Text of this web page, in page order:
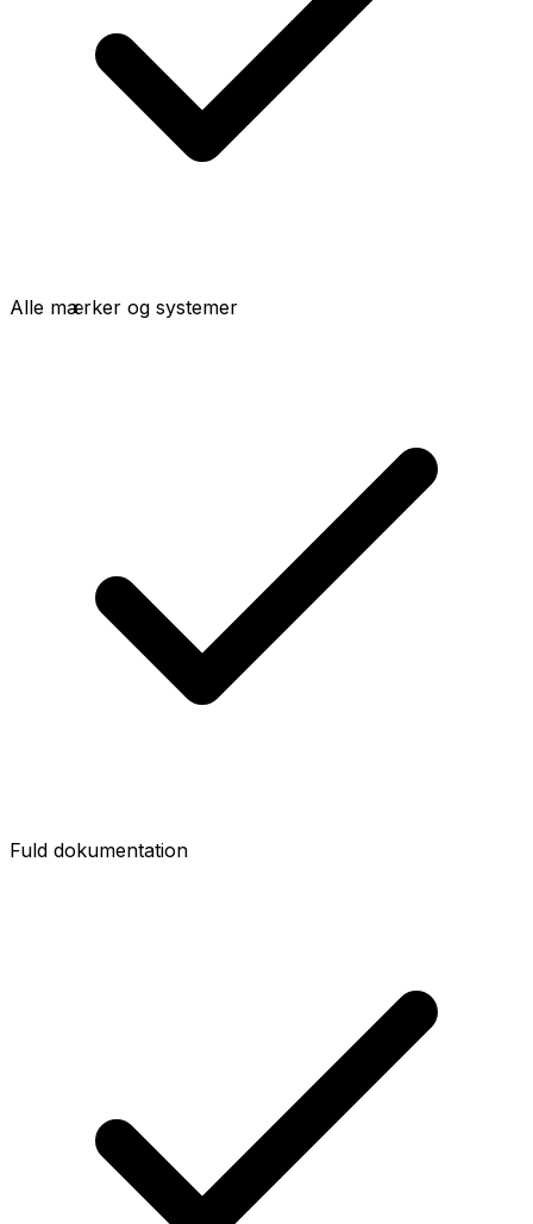
Alle mærker og systemer
Fuld dokumentation